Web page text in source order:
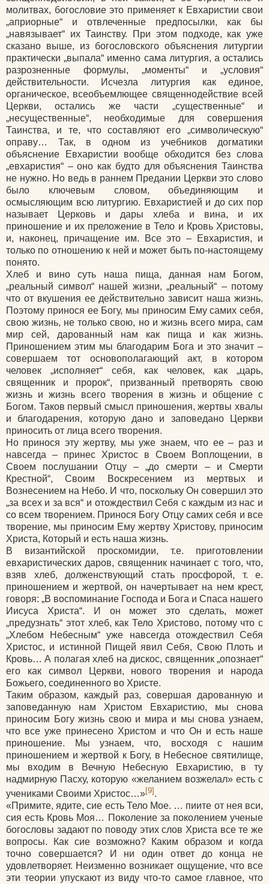
молитвах, богословие это применяет к Евхаристии свои
„априорные“ и отвлеченные предпосылки, как бы
„навязывает“ их Таинству. При этом подходе, как уже
сказано выше, из богословского объяснения литургии
практически „выпала“ именно сама литургия, а остались
разрозненные формулы, „моменты“ и „условия“
действительности. Исчезла литургия как единое,
органическое, всеобъемлющее священнодействие всей
Церкви, остались же части „существенные“ и
„несущественные“, необходимые для совершения
Таинства, и те, что составляют его „символическую“
оправу… Так, в одном из учебников догматики
объяснение Евхаристии вообще обходится без слова
„евхаристия“ – оно как будто для объяснения Таинства
не нужно. Но ведь в раннем Предании Церкви это слово
было ключевым словом, объединяющим и
осмысляющим всю литургию. Евхаристией и до сих пор
называет Церковь и дары хлеба и вина, и их
приношение и их преложение в Тело и Кровь Христовы,
и, наконец, причащение им. Все это – Евхаристия, и
только по отношению к ней и может быть по-настоящему
понято.
Хлеб и вино суть наша пища, данная нам Богом,
„реальный символ“ нашей жизни, „реальный“ – потому
что от вкушения ее действительно зависит наша жизнь.
Поэтому принося ее Богу, мы приносим Ему самих себя,
свою жизнь, не только свою, но и жизнь всего мира, сам
мир сей, дарованный нам как пища и как жизнь.
Приношением этим мы благодарим Бога и это значит –
совершаем тот основополагающий акт, в котором
человек „исполняет“ себя, как человек, как „царь,
священник и пророк“, призванный претворять свою
жизнь и жизнь всего творения в жизнь и общение с
Богом. Таков первый смысл приношения, жертвы хвалы
и благодарения, которую дано и заповедано Церкви
приносить от лица всего творения.
Но принося эту жертву, мы уже знаем, что ее – раз и
навсегда – принес Христос в Своем Воплощении, в
Своем послушании Отцу – „до смерти – и Смерти
Крестной“, Своим Воскресением из мертвых и
Вознесением на Небо. И что, поскольку Он совершил это
„за всех и за вся“ и отождествил Себя с каждым из нас и
со всем творением. Принося Богу Отцу самих себя и все
творение, мы приносим Ему жертву Христову, приносим
Христа, Который и есть наша жизнь.
В византийской проскомидии, т.е. приготовлении
евхаристических даров, священник начинает с того, что,
взяв хлеб, долженствующий стать просфорой, т. е.
приношением и жертвой, он начертывает на нем крест,
говоря: „В воспоминание Господа и Бога и Спаса нашего
Иисуса Христа“. И он может это сделать, может
„предузнать“ этот хлеб, как Тело Христово, потому что с
„Хлебом Небесным“ уже навсегда отождествил Себя
Христос, и истинной Пищей явил Себя, Свою Плоть и
Кровь… А полагая хлеб на дискос, священник „опознает“
его как символ Церкви, нового творения и народа
Божьего, соединенного во Христе.
Таким образом, каждый раз, совершая дарованную и
заповеданную нам Христом Евхаристию, мы снова
приносим Богу жизнь свою и мира и мы снова узнаем,
что все уже принесено Христом и что Он и есть наше
приношение. Мы узнаем, что, восходя с нашим
приношением и жертвой к Богу, в Небесное святилище,
мы входим в Вечную Небесную Евхаристию, в ту
надмирную Пасху, которую «желанием возжелал» есть с
учениками Своими Христос…»[9] .
«Примите, ядите, сие есть Тело Мое. … пиите от нея вси,
сия есть Кровь Моя… Поколение за поколением ученые
богословы задают по поводу этих слов Христа все те же
вопросы. Как сие возможно? Каким образом и когда
точно совершается? И ни один ответ до конца не
удовлетворяет. Неизменно возникает ощущение, что все
эти теории упускают из виду что-то самое главное, что